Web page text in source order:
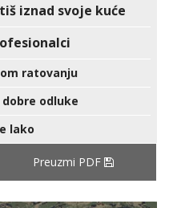
iznad svoje kuće
ratovanju
odluke
lako
Preuzmi PDF